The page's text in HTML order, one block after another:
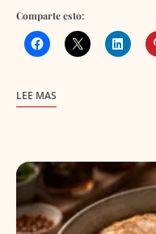
Comparte esto:
LEE MAS